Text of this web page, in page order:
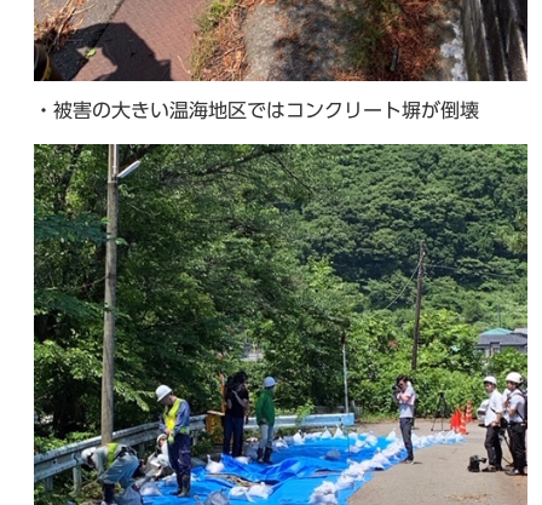
・被害の大きい温海地区ではコンクリート塀が倒壊